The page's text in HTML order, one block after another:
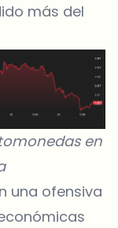
más del
en
una ofensiva